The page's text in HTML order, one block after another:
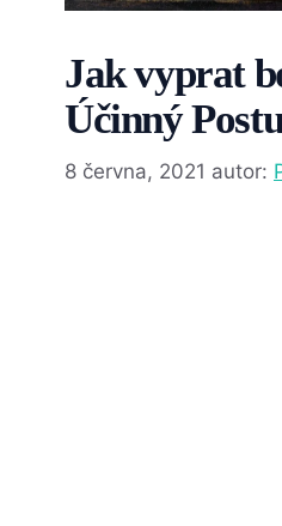
Jak vyprat
Účinný
8 června, 2021 autor: